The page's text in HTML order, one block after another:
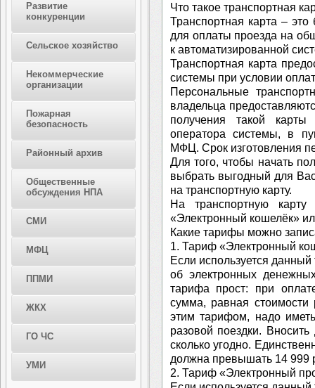
Развитие
конкуренции
Сельское хозяйство
Некоммерческие
организации
Пожарная
безопасность
Районный архив
Общественные
обсуждения НПА
СМИ
МФЦ
ППМИ
ЖКХ
ГО ЧС
УМИ
Что такое транспортная
Транспортная карта – это
для оплаты проезда на
к автоматизированной
Транспортная карта
системы при условии
Персональные
владельца
получения такой
оператора системы, в
МФЦ. Срок изготовления
Для того, чтобы начать
выбрать выгодный для
на транспортную карту.
На транспортную
«Электронный кошелёк»
Какие тарифы можно
1. Тариф «Электронный
Если используется
об электронных
тарифа прост: при
сумма, равная стоимости
этим тарифом, надо
разовой поездки.
сколько угодно.
должна превышать 14 999
2. Тариф «Электронный